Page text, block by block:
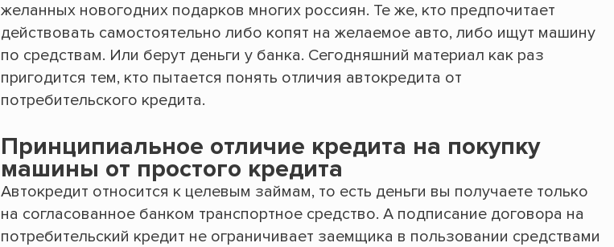
желанных новогодних подарков многих россиян. Те же, кто предпочитает
действовать самостоятельно либо копят на желаемое авто, либо ищут машину
по средствам. Или берут деньги у банка. Сегодняшний материал как раз
пригодится тем, кто пытается понять отличия автокредита от
потребительского кредита.
Принципиальное отличие кредита на покупку
машины от простого кредита
Автокредит относится к целевым займам, то есть деньги вы получаете только
на согласованное банком транспортное средство. А подписание договора на
потребительский кредит не ограничивает заемщика в пользовании средствами